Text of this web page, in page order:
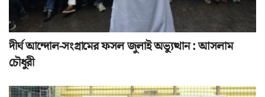
দীর্ঘ আন্দোল-সংগ্রামের ফসল জুলাই অভ্যুত্থান : আসলাম
চৌধুরী